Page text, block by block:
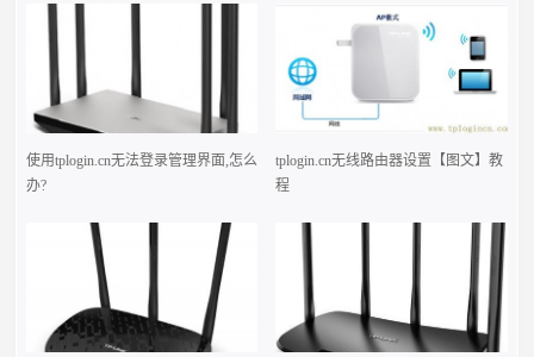
使用tplogin.cn无法登录管理界面,怎么
办?
tplogin.cn无线路由器设置【图文】教
程